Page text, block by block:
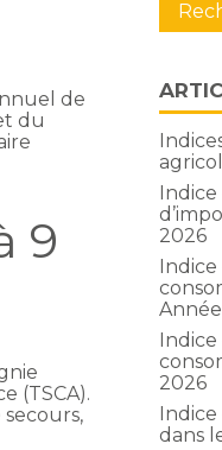
de
du
9
(TSCA).
2026
Indice
Indice
2026
Indice
dans